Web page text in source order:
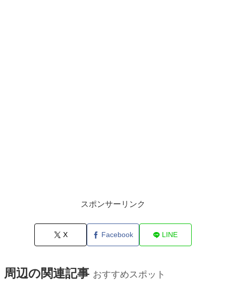
スポンサーリンク
X Facebook LINE
周辺の関連記事 おすすめスポット